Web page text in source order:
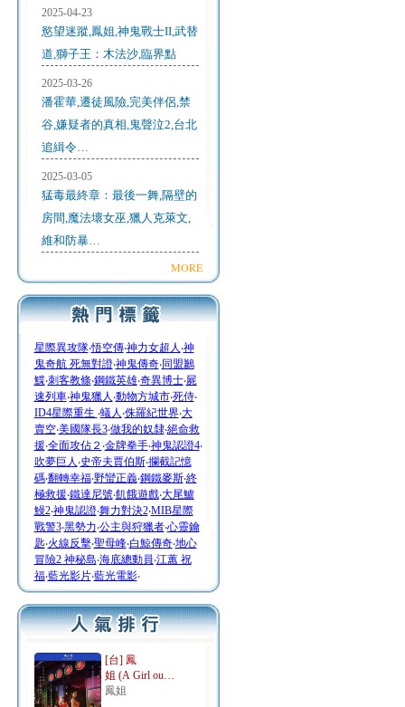
2025-04-23
慾望迷蹤,鳳姐,神鬼戰士II,武替
道,獅子王：木法沙,臨界點
2025-03-26
潘霍華,遷徒風險,完美伴侶,禁
谷,嫌疑者的真相,鬼聲泣2,台北
追緝令…
2025-03-05
猛毒最終章：最後一舞,隔壁的
房間,魔法壞女巫,獵人克萊文,
維和防暴…
MORE
星際異攻隊‧悟空傳‧神力女超人 ‧神
鬼奇航 死無對證‧神鬼傳奇‧同盟鶼
鰈‧刺客教條‧鋼鐵英雄‧奇異博士‧屍
速列車‧神鬼獵人 ‧動物方城市‧死侍‧
ID4星際重生 ‧蟻人 ‧侏羅紀世界‧大
賣空‧美國隊長3‧做我的奴隸‧絕命救
援‧全面攻佔２ ‧金牌拳手‧神鬼認證4‧
吹夢巨人 ‧史帝夫賈伯斯‧攔截記憶
碼‧翻轉幸福‧野蠻正義‧鋼鐵麥斯‧終
極救援‧鐵達尼號‧飢餓遊戲‧大尾鱸
鰻2‧神鬼認證‧舞力對決2‧MIB星際
戰警3‧黑勢力‧公主與狩獵者‧心靈鑰
匙‧火線反擊‧聖母峰‧白鯨傳奇‧地心
冒險2 神秘島‧海底總動員‧江蕙 祝
福‧藍光影片‧藍光電影‧
[台] 鳳
姐 (A Girl ou…
鳳姐